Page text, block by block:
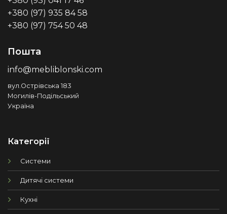
+380 (97) 935 84 58
+380 (97) 754 50 48
Пошта
info@mebliblonski.com
вул.Острівська 183
Могилів-Подільський
Україна
Категорії
Системи
Дитячі системи
Кухні